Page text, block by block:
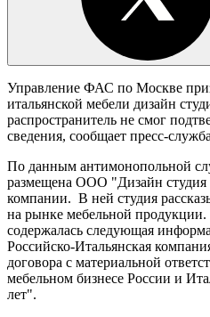
Управление ФАС по Москве
итальянской мебели дизайн
распространитель не смог
сведения, сообщает пресс-
По данным антимонопольной
размещена ООО "Дизайн
компании. В ней студия
на рынке мебельной
содержалась следующая
Российско-Итальянская
договора с материальной
мебельном бизнесе России и
лет".